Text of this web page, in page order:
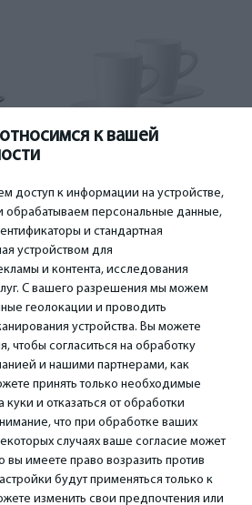
к вашей
доступ к информации на устройстве,
обрабатываем персональные данные,
и стандартная
устройством для
и контента, исследования
С вашего разрешения мы можем
геолокации и проводить
устройства. Вы можете
чтобы согласиться на обработку
и нашими партнерами, как
принять только необходимые
и отказаться от обработки
что при обработке ваших
случаях ваше согласие может
вы имеете право возразить против
будут применяться только к
изменить свои предпочтения или
КОНТАКТЫ
Тел. +371 67296734
Моб. +371 27725222
WhatsApp +371 27725222
Краста 89, Рига, Латвия
All Rights Reserved.